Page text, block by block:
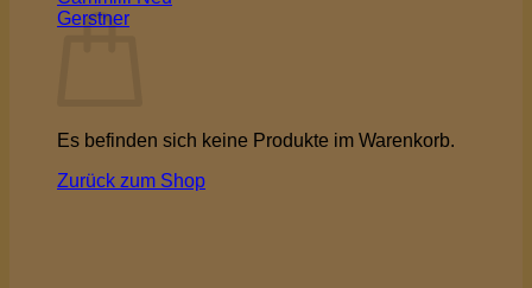
Es befinden sich keine Produkte im Warenkorb.
Zurück zum Shop
Gerstner